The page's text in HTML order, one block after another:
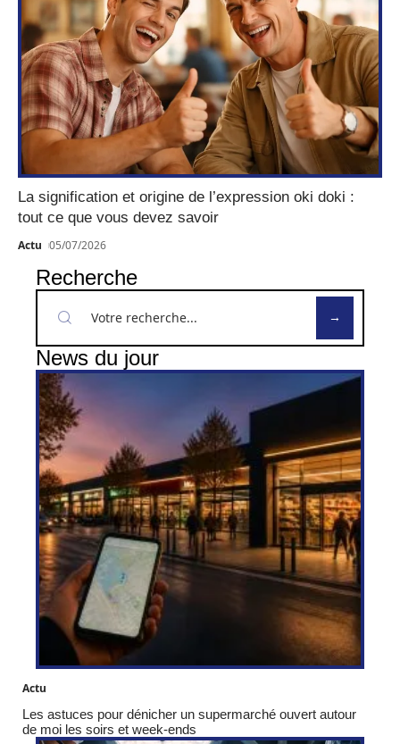
La signification et origine de l’expression oki doki :
tout ce que vous devez savoir
Actu 05/07/2026
Recherche
News du jour
Actu
Les astuces pour dénicher un supermarché ouvert autour
de moi les soirs et week-ends